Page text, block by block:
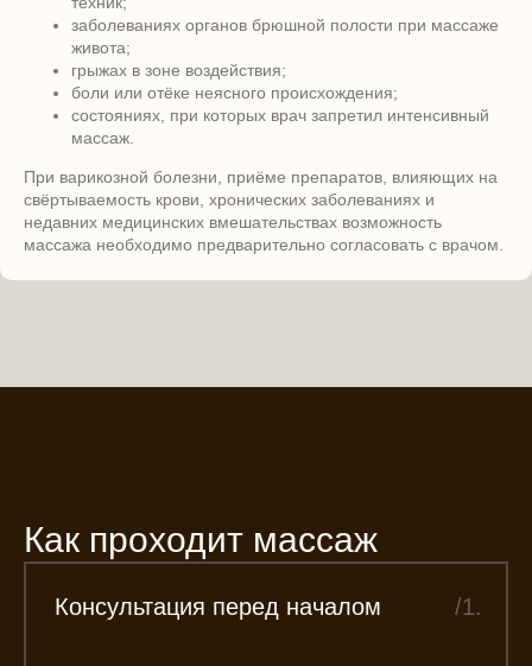
заболеваниях органов брюшной полости при массаже
живота;
грыжах в зоне воздействия;
боли или отёке неясного происхождения;
состояниях, при которых врач запретил интенсивный
массаж.
При варикозной болезни, приёме препаратов, влияющих на
свёртываемость крови, хронических заболеваниях и
недавних медицинских вмешательствах возможность
массажа необходимо предварительно согласовать с врачом.
Как проходит массаж
Консультация перед началом /1.